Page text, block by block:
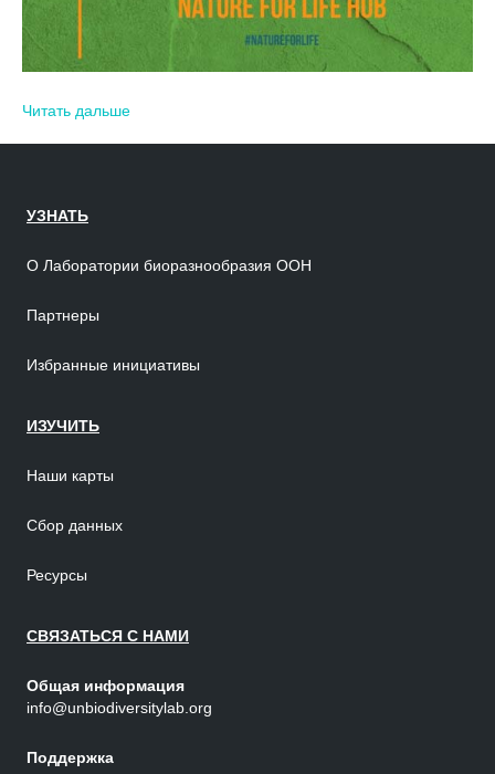
Читать дальше
УЗНАТЬ
О Лаборатории биоразнообразия ООН
Партнеры
Избранные инициативы
ИЗУЧИТЬ
Наши карты
Сбор данных
Ресурсы
СВЯЗАТЬСЯ С НАМИ
Общая информация
info@unbiodiversitylab.org
Поддержка